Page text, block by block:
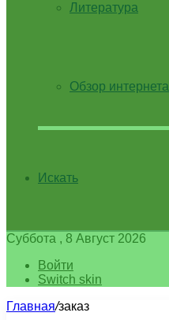
Литература
Обзор интернета
Искать
Суббота , 8 Август 2026
Войти
Switch skin
Главная/заказ